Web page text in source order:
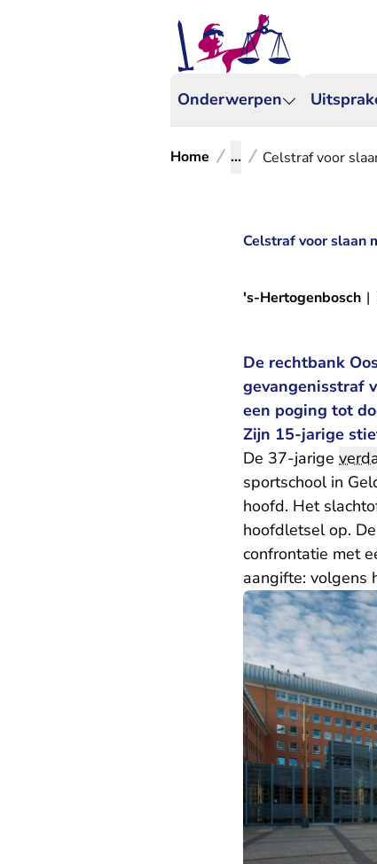
Onderwerpen
Home ... Celstraf voor
Celstraf voor slaan
's-Hertogenbosch |
De rechtbank
gevangenisstraf
een poging tot
Zijn 15-jarige
De 37-jarige
sportschool in
hoofd. Het
hoofdletsel op.
confrontatie met
aangifte: volgens